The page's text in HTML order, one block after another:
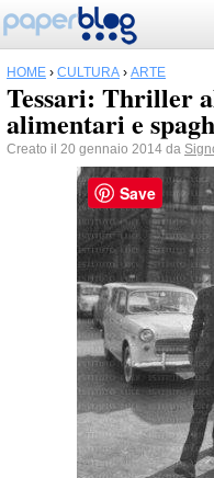
HOME › CULTURA › ARTE
Tessari: Thriller
alimentari e
Creato il 20 gennaio 2014 da
Save